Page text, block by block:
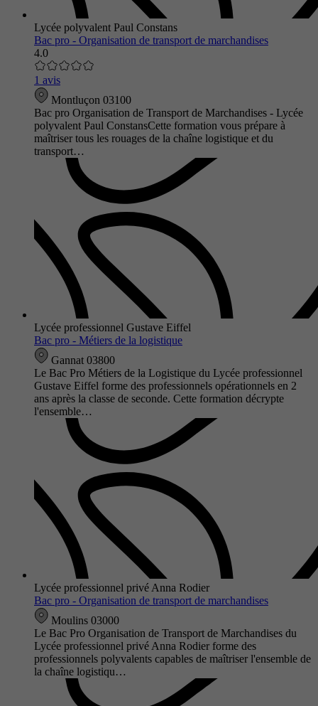
Lycée polyvalent Paul Constans
Bac pro - Organisation de transport de marchandises
4.0
1 avis
Montluçon 03100
Bac pro Organisation de Transport de Marchandises - Lycée
polyvalent Paul ConstansCette formation vous prépare à
maîtriser tous les rouages de la chaîne logistique et du
transport…
Lycée professionnel Gustave Eiffel
Bac pro - Métiers de la logistique
Gannat 03800
Le Bac Pro Métiers de la Logistique du Lycée professionnel
Gustave Eiffel forme des professionnels opérationnels en 2
ans après la classe de seconde. Cette formation décrypte
l'ensemble…
Lycée professionnel privé Anna Rodier
Bac pro - Organisation de transport de marchandises
Moulins 03000
Le Bac Pro Organisation de Transport de Marchandises du
Lycée professionnel privé Anna Rodier forme des
professionnels polyvalents capables de maîtriser l'ensemble de
la chaîne logistiqu…